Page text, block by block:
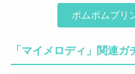
ポムポムプリ
「マイメロディ」関連ガ